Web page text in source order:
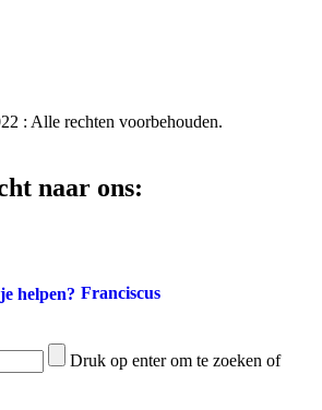
: Alle rechten voorbehouden.
naar ons:
Franciscus
Druk op enter om te zoeken of